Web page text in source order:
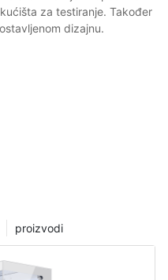
za testiranje. Također
dizajnu.
proizvodi